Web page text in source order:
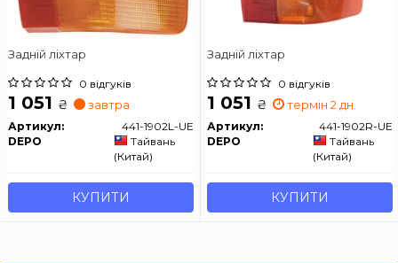
Задній ліхтар
0 відгуків
1 051 ₴ завтра
Артикул:
441-1902L-UE
DEPO
Тайвань
(Китай)
КУПИТИ
Задній ліхтар
0 відгуків
1 051 ₴ термін 2 дн.
Артикул:
441-1902R-UE
DEPO
Тайвань
(Китай)
КУПИТИ